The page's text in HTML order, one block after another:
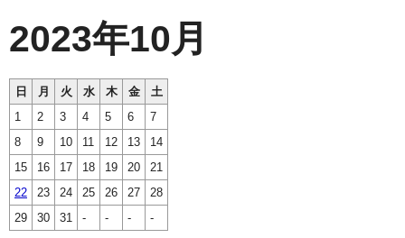
2023年10月
日 月 火 水 木 金
土
1
2 3 4 5 6
7
8
9 10 11 12 13
14
15
16 17 18 19 20
21
22
23 24 25 26 27
28
29
30 31 - - - -